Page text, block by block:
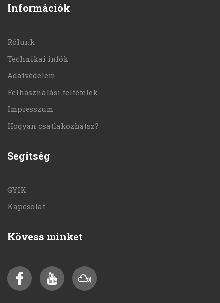
Információk
Rólunk
Technikai infók
Adatvédelem
Felhasználási feltételek
Impresszum
Hogyan csatlakozhatsz?
Segítség
GYIK
Kapcsolat
Kövess minket